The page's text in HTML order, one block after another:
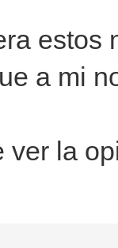
estos
a mi
ver la